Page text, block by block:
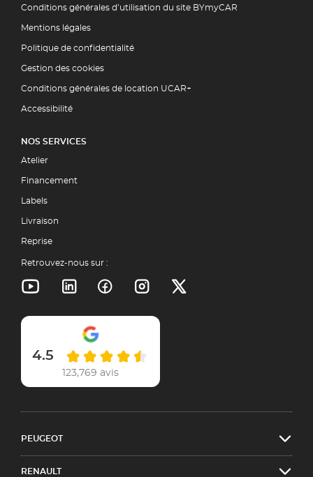
Conditions générales d’utilisation du site BYmyCAR
Mentions légales
Politique de confidentialité
Gestion des cookies
Conditions générales de location UCAR+
Accessibilité
NOS SERVICES
Atelier
Financement
Labels
Livraison
Reprise
Retrouvez-nous sur :
4.5
123,769 avis
PEUGEOT
RENAULT